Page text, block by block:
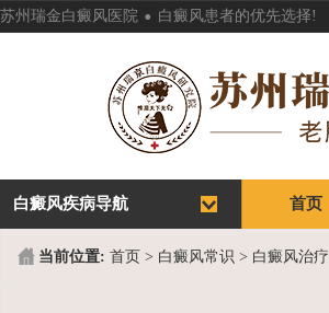
苏州瑞金白癜风医院 . 白癜风患者的优先选择!
首页
首页
白癜风疾病导航
当前位置: 首页 > 白癜风常识 > 白癜风治疗